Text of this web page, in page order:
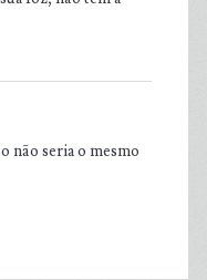
não seria o mesmo